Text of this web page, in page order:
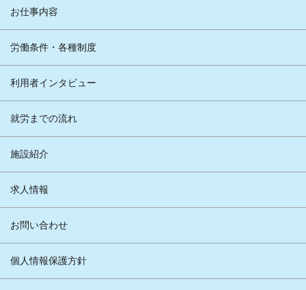
お仕事内容
労働条件・各種制度
利用者インタビュー
就労までの流れ
施設紹介
求人情報
お問い合わせ
個人情報保護方針